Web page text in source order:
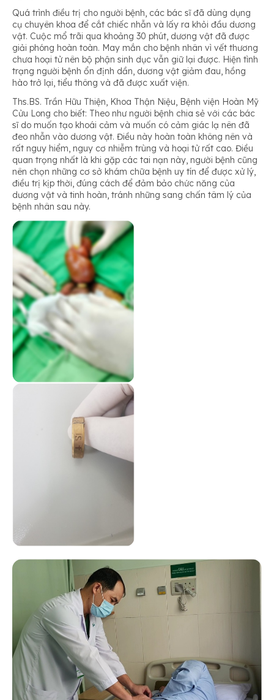
Quá trình điều trị cho người bệnh, các bác sĩ đã dùng dụng
cụ chuyên khoa để cắt chiếc nhẫn và lấy ra khỏi đầu dương
vật. Cuộc mổ trãi qua khoảng 30 phút, dương vật đã được
giải phóng hoàn toàn. May mắn cho bệnh nhân vì vết thương
chưa hoại tử nên bộ phận sinh dục vẫn giữ lại được. Hiện tình
trạng người bệnh ổn định dần, dương vật giảm đau, hồng
hào trở lại, tiểu thông và đã được xuất viện.
Ths.BS. Trần Hữu Thiện, Khoa Thận Niệu, Bệnh viện Hoàn Mỹ
Cửu Long cho biết: Theo như người bệnh chia sẻ với các bác
sĩ do muốn tạo khoái cảm và muốn có cảm giác lạ nên đã
đeo nhẫn vào dương vật. Điều này hoàn toàn không nên và
rất nguy hiểm, nguy cơ nhiễm trùng và hoại tử rất cao. Điều
quan trọng nhất là khi gặp các tai nạn này, người bệnh cũng
nên chọn những cơ sở khám chữa bệnh uy tín để được xử lý,
điều trị kịp thời, đúng cách để đảm bảo chức năng của
dương vật và tinh hoàn, tránh những sang chấn tâm lý của
bệnh nhân sau này.